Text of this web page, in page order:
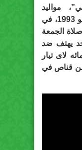
مواليد
كرموز بالإسكندرية بتاريخ 1 مايو 1993، في
الجمعة
يهتف ضد
لاى تيار
قناص في